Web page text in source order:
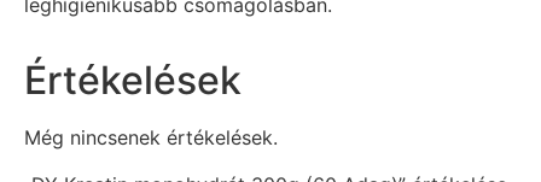
leghigiénikusabb csomagolásban.
Értékelések
Még nincsenek értékelések.